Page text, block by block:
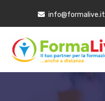
info@formalive.it